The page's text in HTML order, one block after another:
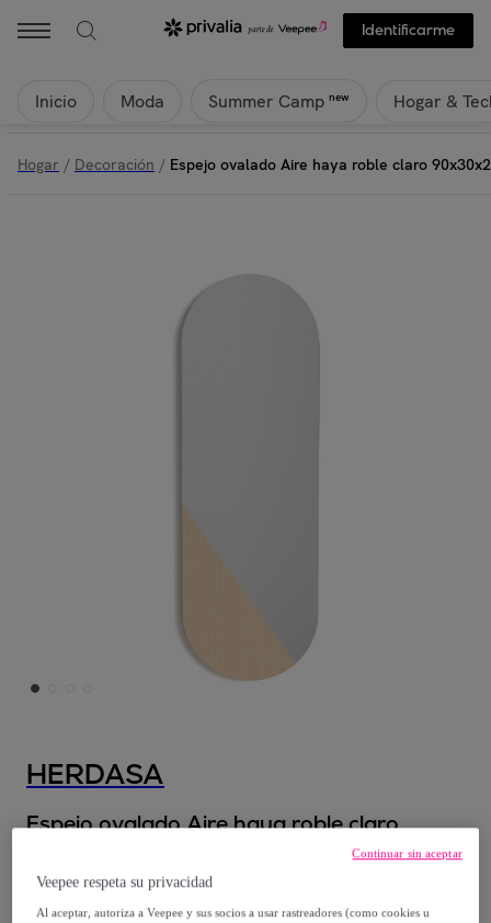
Identificarme
Inicio Moda Summer Camp new Hogar &
Hogar / Decoración / Espejo ovalado Aire haya roble claro
HERDASA
Espejo ovalado Aire haya roble claro
Modelo: Espejo ovalado Aire haya roble
claro 90x30x2 cm
Veepee respeta su privacidad
Al aceptar, autoriza a Veepee y sus socios a usar rastreadores (como cookies u
Continuar sin aceptar